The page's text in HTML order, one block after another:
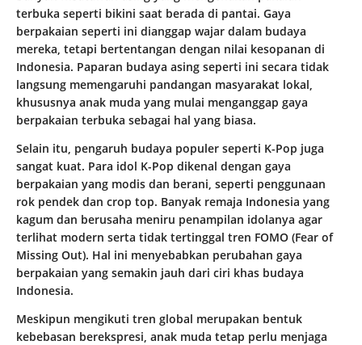
terbuka seperti bikini saat berada di pantai. Gaya
berpakaian seperti ini dianggap wajar dalam budaya
mereka, tetapi bertentangan dengan nilai kesopanan di
Indonesia. Paparan budaya asing seperti ini secara tidak
langsung memengaruhi pandangan masyarakat lokal,
khususnya anak muda yang mulai menganggap gaya
berpakaian terbuka sebagai hal yang biasa.
Selain itu, pengaruh budaya populer seperti K-Pop juga
sangat kuat. Para idol K-Pop dikenal dengan gaya
berpakaian yang modis dan berani, seperti penggunaan
rok pendek dan crop top. Banyak remaja Indonesia yang
kagum dan berusaha meniru penampilan idolanya agar
terlihat modern serta tidak tertinggal tren FOMO (Fear of
Missing Out). Hal ini menyebabkan perubahan gaya
berpakaian yang semakin jauh dari ciri khas budaya
Indonesia.
Meskipun mengikuti tren global merupakan bentuk
kebebasan berekspresi, anak muda tetap perlu menjaga